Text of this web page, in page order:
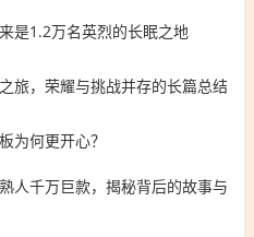
是1.2万名英烈的长眠之地
旅，荣耀与挑战并存的长篇总结
为何更开心？
人千万巨款，揭秘背后的故事与